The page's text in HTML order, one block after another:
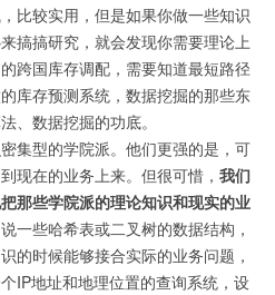
比较实用，但是如果你做一些知识
搞搞研究，就会发现你需要理论上
跨国库存调配，需要知道最短路径
库存预测系统，数据挖掘的那些东
、数据挖掘的功底。
集型的学院派。他们更强的是，可
现在的业务上来。但很可惜， 我们
那些学院派的理论知识和现实的业
一些哈希表或二叉树的数据结构，
的时候能够接合实际的业务问题，
IP地址和地理位置的查询系统，设